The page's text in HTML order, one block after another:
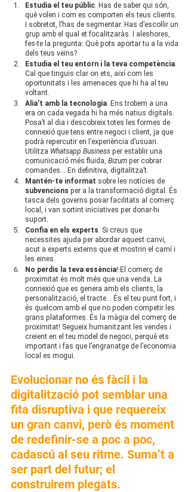
Estudia el teu públic. Has de saber qui són,
què volen i com es comporten els teus clients.
I sobretot, l’has de segmentar. Has d’escollir un
grup amb el qual et focalitzaràs. I aleshores,
fes-te la pregunta: Què pots aportar tu a la vida
dels teus veïns?
Estudia el teu entorn i la teva competència.
Cal que tinguis clar on ets, així com les
oportunitats i les amenaces que hi ha al teu
voltant.
Alia’t amb la tecnologia. Ens trobem a una
era on cada vegada hi ha més natius digitals.
Posa’t al dia i descobreix totes les formes de
connexió que tens entre negoci i client, ja que
podrà repercutir en l’experiència d’usuari.
Utilitza Whatsapp Business per establir una
comunicació més fluida, Bizum per cobrar
comandes… En definitiva, digitalitza’t.
Mantén-te informat sobre les notícies de
subvencions per a la transformació digital. És
tasca dels governs posar facilitats al comerç
local, i van sortint iniciatives per donar-hi
suport.
Confia en els experts. Si creus que
necessites ajuda per abordar aquest canvi,
acut a experts externs que et mostrin el camí i
les eines.
No perdis la teva essència! El comerç de
proximitat és molt més que una venda. La
connexió que es genera amb els clients, la
personalització, el tracte… És el teu punt fort, i
és quelcom amb el que no poden competir les
grans plataformes. És la màgia del comerç de
proximitat! Segueix humanitzant les vendes i
creient en el teu model de negoci, perquè ets
important i fas que l’engranatge de l’economia
local es mogui.
Evolucionar no és fàcil i la
digitalització pot semblar una
fita disruptiva i que requereix
un gran canvi, però és moment
de redefinir-se a poc a poc,
cadascú al seu ritme. Suma’t a
ser part del futur; el
construirem plegats.